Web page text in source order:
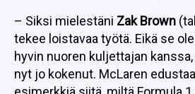
– Siksi mielestäni Zak Brown
tekee loistavaa työtä. Eikä se
hyvin nuoren kuljettajan
nyt jo kokenut. McLaren